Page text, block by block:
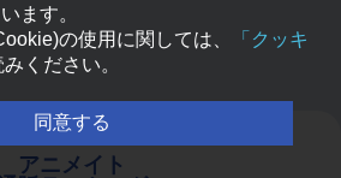
アニメイト
ます。
の使用に関しては、
「クッキ
ください。
同意する